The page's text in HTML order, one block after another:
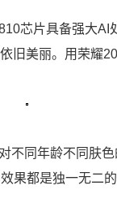
芯片具备强大AI
美丽。用荣耀
不同年龄不同肤
果都是独一无二